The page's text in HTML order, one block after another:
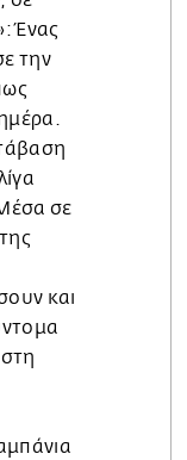
Ένας
την
σε
και